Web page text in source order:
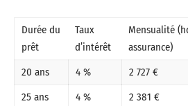
Durée du
prêt
Taux
d’intérêt
Mensualité
assurance)
20 ans
4 % 2 727 €
25 ans
4 % 2 381 €